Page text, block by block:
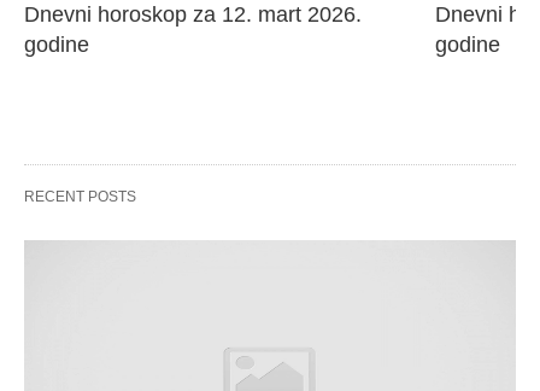
Dnevni horoskop za 12. mart 2026.
godine
Dnevni
godine
RECENT POSTS